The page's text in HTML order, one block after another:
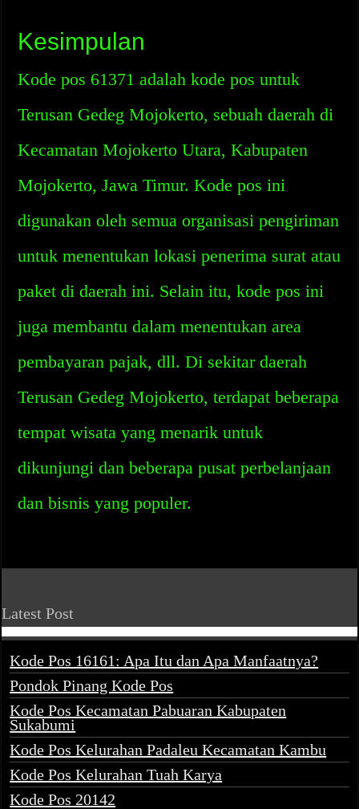
Kesimpulan
Kode pos 61371 adalah kode pos untuk
Terusan Gedeg Mojokerto, sebuah daerah di
Kecamatan Mojokerto Utara, Kabupaten
Mojokerto, Jawa Timur. Kode pos ini
digunakan oleh semua organisasi pengiriman
untuk menentukan lokasi penerima surat atau
paket di daerah ini. Selain itu, kode pos ini
juga membantu dalam menentukan area
pembayaran pajak, dll. Di sekitar daerah
Terusan Gedeg Mojokerto, terdapat beberapa
tempat wisata yang menarik untuk
dikunjungi dan beberapa pusat perbelanjaan
dan bisnis yang populer.
Latest Post
Kode Pos 16161: Apa Itu dan Apa Manfaatnya?
Pondok Pinang Kode Pos
Kode Pos Kecamatan Pabuaran Kabupaten
Sukabumi
Kode Pos Kelurahan Padaleu Kecamatan Kambu
Kode Pos Kelurahan Tuah Karya
Kode Pos 20142